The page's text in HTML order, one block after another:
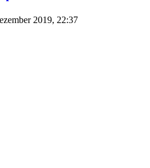
2019, 22:37